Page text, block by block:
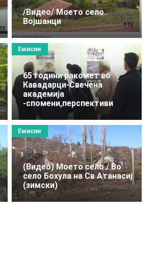
/Видео/ Моето село
Вoјшанци
65 години ракомет во
Кавадарци-Свечена
академија
-спомени,перспективи
Емисии
(Видео) Моето село / Во
село Бохула на Св Атанасиј
(зимски)
Емисии